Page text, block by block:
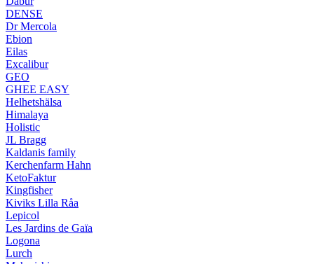
DENSE
Dr Mercola
Ebion
Eilas
Excalibur
GEO
GHEE EASY
Helhetshälsa
Himalaya
Holistic
JL Bragg
Kaldanis family
Kerchenfarm Hahn
KetoFaktur
Kingfisher
Kiviks Lilla Råa
Lepicol
Les Jardins de Gaïa
Logona
Lurch